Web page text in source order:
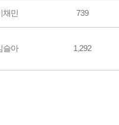
채민 739
슬아 1,292